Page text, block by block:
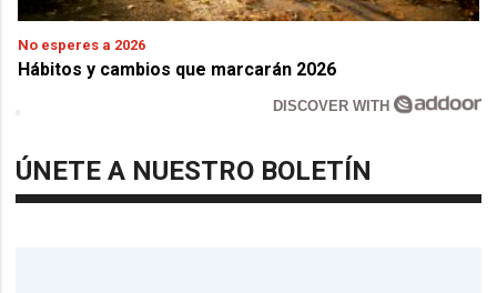
No esperes a 2026
Hábitos y cambios que marcarán 2026
DISCOVER WITH
ÚNETE A NUESTRO BOLETÍN